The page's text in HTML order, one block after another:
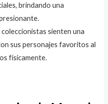
brindando una
sienten una
sus personajes favoritos al
físicamente.